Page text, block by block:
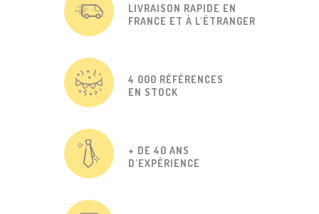
LIVRAISON RAPIDE EN
FRANCE ET À L'ÉTRANGER
4 000 RÉFÉRENCES
EN STOCK
+ DE 40 ANS
D'EXPÉRIENCE